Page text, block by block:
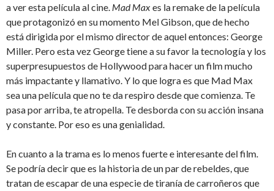
a ver esta película al cine. Mad Maxes la remake de la película
que protagonizó en su momento Mel Gibson, que de hecho
está dirigida por el mismo director de aquel entonces: George
Miller. Pero esta vez George tiene a su favor la tecnología y los
superpresupuestos de Hollywood para hacer un film mucho
más impactante y llamativo. Y lo que logra es que Mad Max
sea una película que no te da respiro desde que comienza. Te
pasa por arriba, te atropella. Te desborda con su acción insana
y constante. Por eso es una genialidad.
En cuanto a la trama es lo menos fuerte e interesante del film.
Se podría decir que es la historia de un par de rebeldes, que
tratan de escapar de una especie de tiranía de carroñeros que